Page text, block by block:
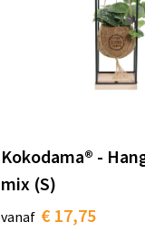
Kokodama® -
mix (S)
vanaf € 17,75